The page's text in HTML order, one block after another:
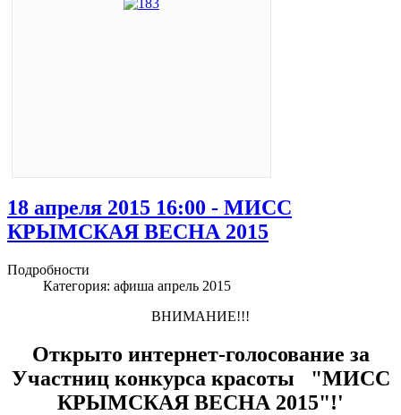
18 апреля 2015 16:00 - МИСС
КРЫМСКАЯ ВЕСНА 2015
Подробности
Категория: афиша апрель 2015
ВНИМАНИЕ!!!
Открыто интернет-голосование за
Участниц конкурса красоты "МИСС
КРЫМСКАЯ ВЕСНА 2015"!'